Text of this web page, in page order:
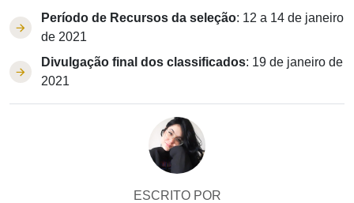
Período de Recursos da seleção: 12 a 14 de janeiro
de 2021
Divulgação final dos classificados: 19 de janeiro de
2021
ESCRITO POR